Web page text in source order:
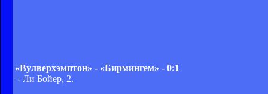
«Вулверхэмптон» - «Бирмингем» - 0:1
- Ли Бойер, 2.